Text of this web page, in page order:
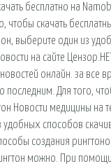
бесплатно на
чтобы скачать
выберите один из
на сайте
онлайн. за все
последним. Для того,
Новости медицины на
удобных способов
создания
можно. При